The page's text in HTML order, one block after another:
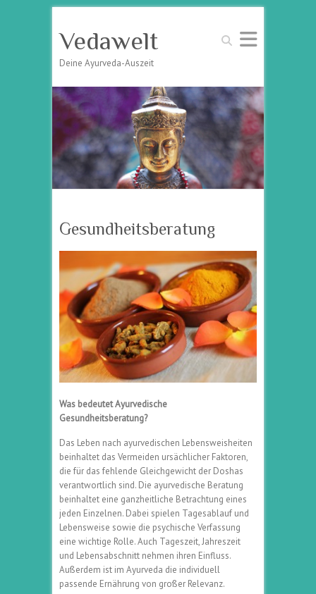
Suchen
Vedawelt
Deine Ayurveda-Auszeit
Gesundheitsberatung
Was bedeutet Ayurvedische
Gesundheitsberatung?
Das Leben nach ayurvedischen Lebensweisheiten
beinhaltet das Vermeiden ursächlicher Faktoren,
die für das fehlende Gleichgewicht der Doshas
verantwortlich sind. Die ayurvedische Beratung
beinhaltet eine ganzheitliche Betrachtung eines
jeden Einzelnen. Dabei spielen Tagesablauf und
Lebensweise sowie die psychische Verfassung
eine wichtige Rolle. Auch Tageszeit, Jahreszeit
und Lebensabschnitt nehmen ihren Einfluss.
Außerdem ist im Ayurveda die individuell
passende Ernährung von großer Relevanz.